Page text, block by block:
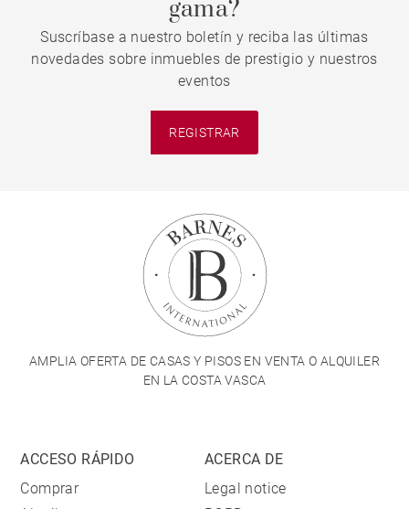
gama?
Suscríbase a nuestro boletín y reciba las últimas
novedades sobre inmuebles de prestigio y nuestros
eventos
REGISTRAR
AMPLIA OFERTA DE CASAS Y PISOS EN VENTA O ALQUILER
EN LA COSTA VASCA
ACCESO RÁPIDO
Comprar
ACERCA DE
Legal notice